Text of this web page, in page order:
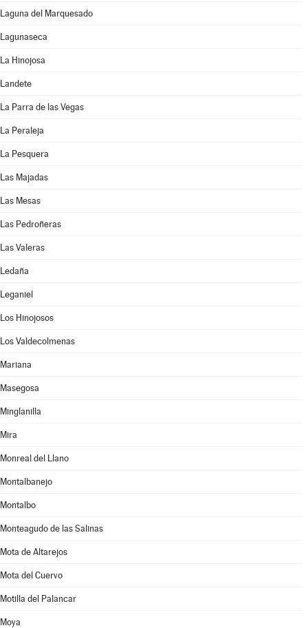
Laguna del Marquesado
Lagunaseca
La Hinojosa
Landete
La Parra de las Vegas
La Peraleja
La Pesquera
Las Majadas
Las Mesas
Las Pedroñeras
Las Valeras
Ledaña
Leganiel
Los Hinojosos
Los Valdecolmenas
Mariana
Masegosa
Minglanilla
Mira
Monreal del Llano
Montalbanejo
Montalbo
Monteagudo de las Salinas
Mota de Altarejos
Mota del Cuervo
Motilla del Palancar
Moya